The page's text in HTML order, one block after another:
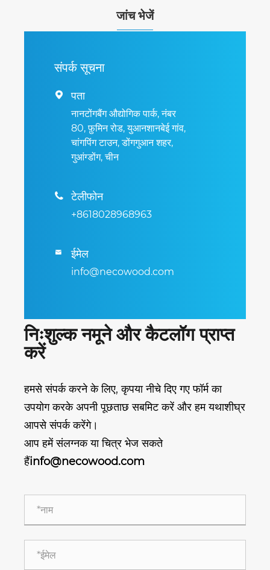
जांच भेजें
संपर्क सूचना
 पता
नानटोंगबैंग औद्योगिक पार्क, नंबर
80, फ़ुमिन रोड, युआनशानबेई गांव,
चांगपिंग टाउन, डोंगगुआन शहर,
गुआंग्डोंग, चीन
 टेलीफोन
+8618028968963
 ईमेल
info@necowood.com
निःशुल्क नमूने और कैटलॉग प्राप्त
करें
हमसे संपर्क करने के लिए, कृपया नीचे दिए गए फॉर्म का
उपयोग करके अपनी पूछताछ सबमिट करें और हम यथाशीघ्र
आपसे संपर्क करेंगे।
आप हमें संलग्नक या चित्र भेज सकते
हैंinfo@necowood.com